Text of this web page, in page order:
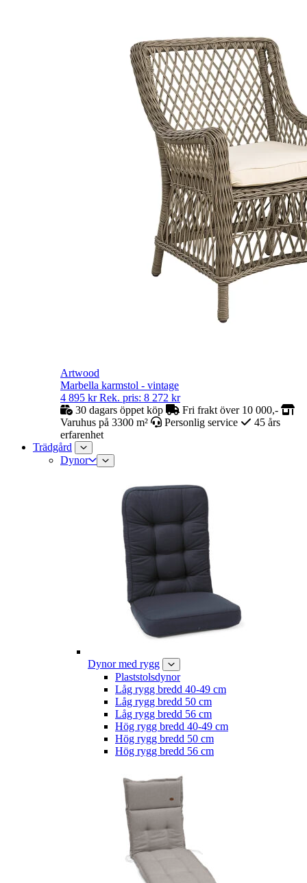
Artwood
Marbella karmstol - vintage
4 895 kr Rek. pris: 8 272 kr
30 dagars öppet köp
Fri frakt över 10 000,-
Varuhus på 3300 m²
Personlig service
45 års
erfarenhet
Trädgård
Dynor
Dynor med rygg
Plaststolsdynor
Låg rygg bredd 40-49 cm
Låg rygg bredd 50 cm
Låg rygg bredd 56 cm
Hög rygg bredd 40-49 cm
Hög rygg bredd 50 cm
Hög rygg bredd 56 cm